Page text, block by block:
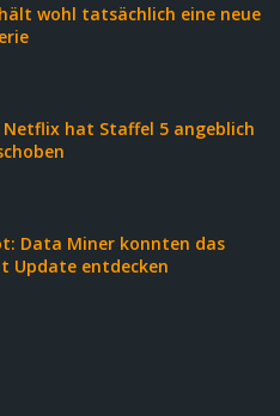
wohl tatsächlich eine neue
Netflix hat Staffel 5 angeblich
Data Miner konnten das
Update entdecken